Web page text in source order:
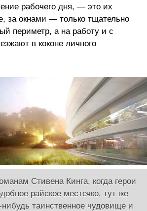
рабочего дня, — это их
за окнами — только тщательно
периметр, а на работу и с
в коконе личного
Стивена Кинга, когда герои
райское местечко, тут же
нибудь таинственное чудовище и